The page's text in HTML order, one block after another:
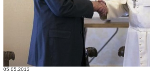
05.05.2013